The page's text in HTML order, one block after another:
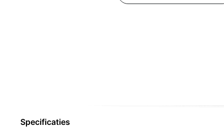
Specificaties